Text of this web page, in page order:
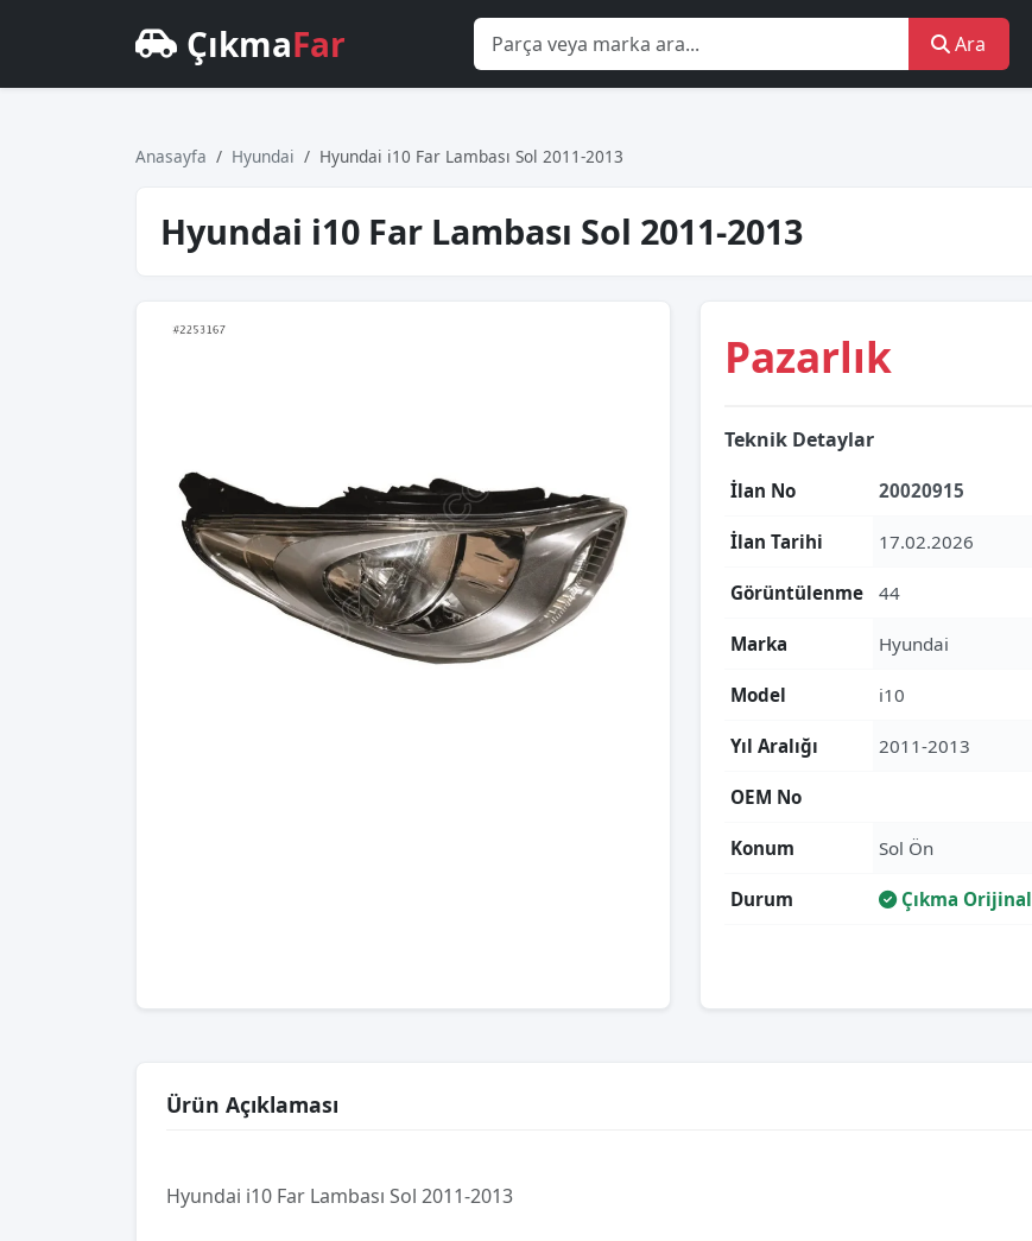
ÇıkmaFar Ara
Anasayfa Hyundai Hyundai i10 Far Lambası Sol 2011-2013
Hyundai i10 Far Lambası Sol 2011-2013
Pazarlık
Teknik Detaylar
İlan No 20020915
İlan Tarihi 17.02.2026
Görüntülenme 44
Marka Hyundai
Model i10
Yıl Aralığı 2011-2013
OEM No
Konum Sol Ön
Durum Çıkma Orijinal
Ürün Açıklaması
Hyundai i10 Far Lambası Sol 2011-2013